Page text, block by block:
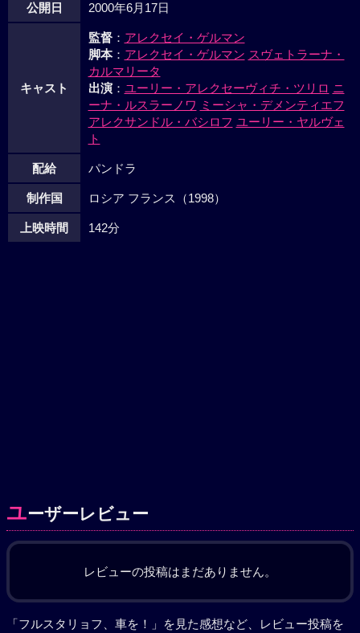
公開日 2000年6月17日
キャスト
監督： アレクセイ・ゲルマン
脚本： アレクセイ・ゲルマン スヴェトラーナ・
カルマリータ
出演： ユーリー・アレクセーヴィチ・ツリロ ニ
ーナ・ルスラーノワ ミーシャ・デメンティエフ
アレクサンドル・バシロフ ユーリー・ヤルヴェ
ト
配給 パンドラ
制作国 ロシア フランス（1998）
上映時間 142分
ユーザーレビュー
レビューの投稿はまだありません。
「フルスタリョフ、車を！」を見た感想など、レビュー投稿を